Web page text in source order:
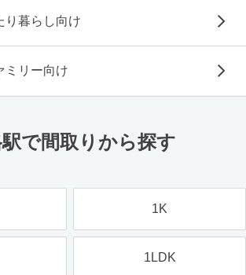
り暮らし向け
ミリー向け
で間取りから探す
1K
1LDK